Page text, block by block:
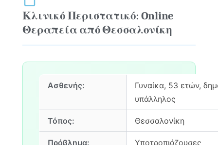
Κλινικό Περιστατικό: Online
Θεραπεία από Θεσσαλονίκη
Ασθενής:
Γυναίκα, 53 ετών,
υπάλληλος
Τόπος: Θεσσαλονίκη
Πρόβλημα: Υποτροπιάζουσες